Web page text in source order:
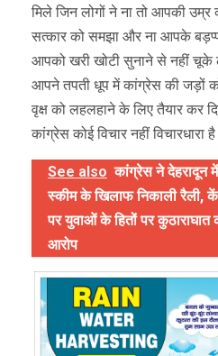
मिले जिन लोगों ने ना तो आपकी उम्र
सत्कार को समझा और ना आपके
आपको खरी खोटी सुनाने से नहीं
आपने तपती धूप में कांग्रेस की जड़ों
वृक्ष को लहलहाने के लिए तैयार कर
कांग्रेस कोई विचार नहीं विचारधारा
See also कांग्रेस ने देहरादून में
स्कीम के खिलाफ निकाली रैली,
पर युवाओं के हितों पर कुठाराघात
आरोप